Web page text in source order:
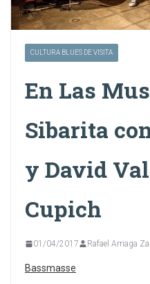
CULTURA BLUES DE VISITA
En Las
Sibarita
y David
Cupich
01/04/2017 Rafael Arriaga
Bassmasse